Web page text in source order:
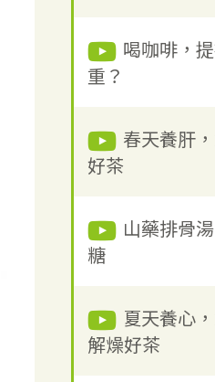
喝咖啡，
重？
春天養肝
好茶
山藥排骨
糖
夏天養心
解燥好茶